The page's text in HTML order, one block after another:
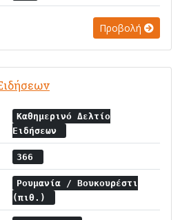
Προβολή
Καθημερινό Δελτίο
Ειδήσεων
366
Ρουμανία / Βουκουρέστι
(πιθ.)